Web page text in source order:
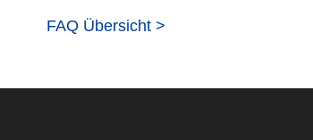
FAQ Übersicht >